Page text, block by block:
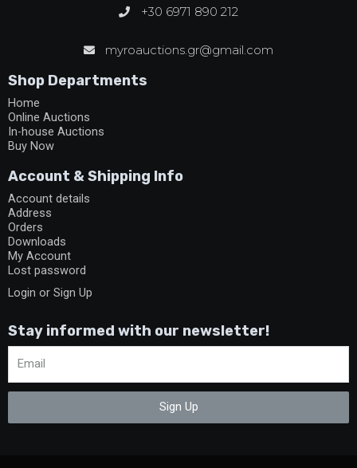
+30 6971 890 212
myroauctions.gr@gmail.com
Shop Departments
Home
Online Auctions
In-house Auctions
Buy Now
Account & Shipping Info
Account details
Address
Orders
Downloads
My Account
Lost password
Login or Sign Up
Stay informed with our newsletter!
Sign Up